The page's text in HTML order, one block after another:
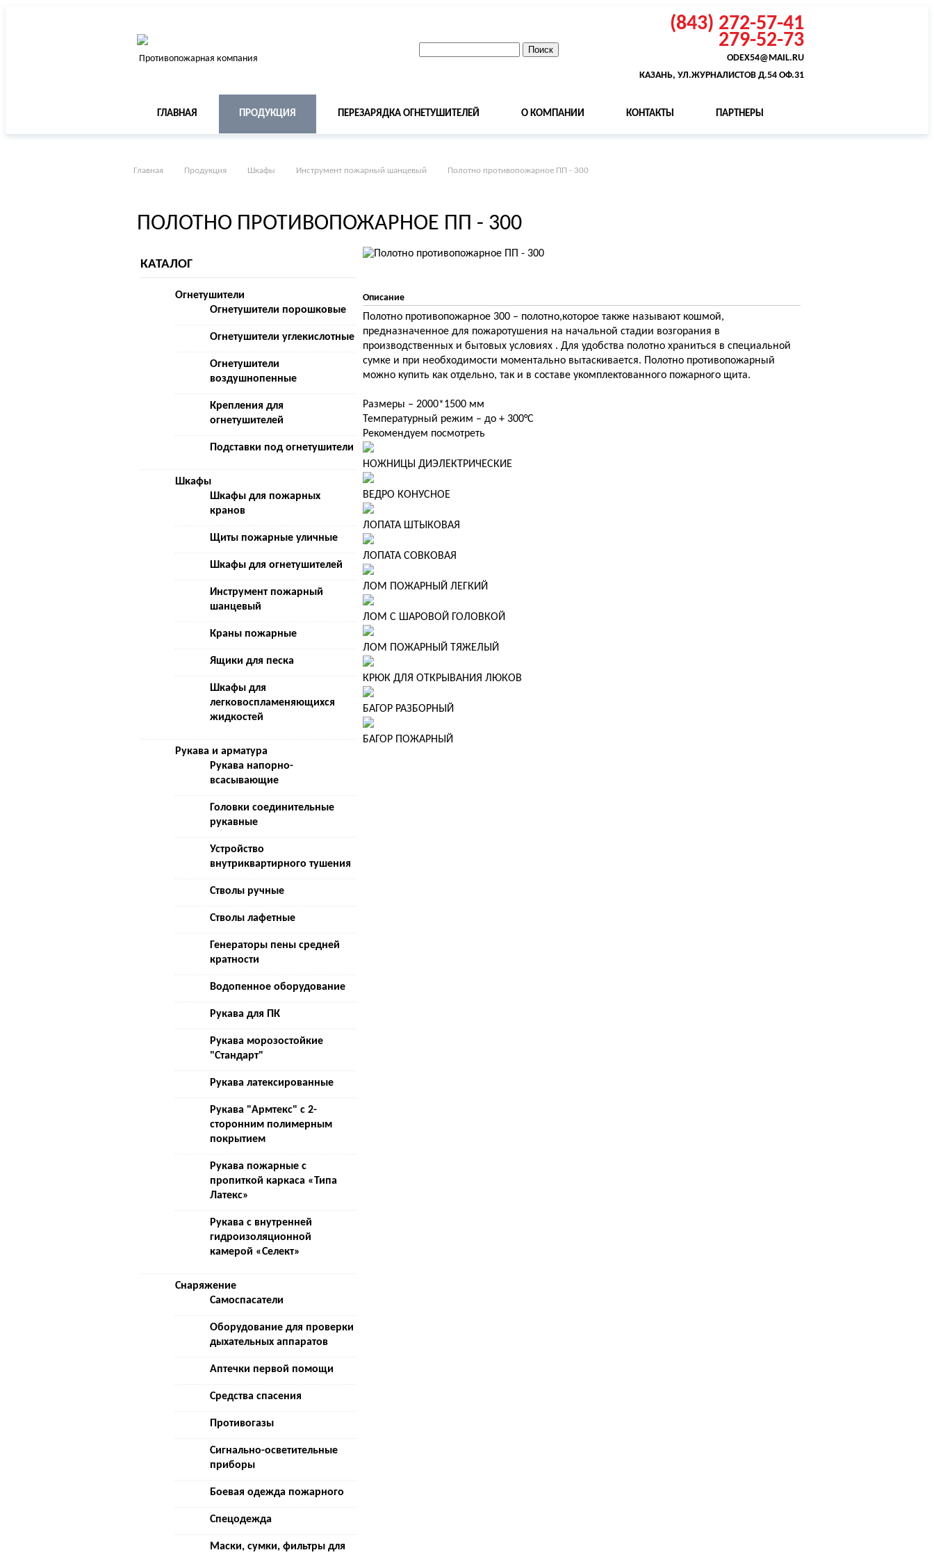
Противопожарная компания
(843) 272-57-41
279-52-73
ODEX54@MAIL.RU
КАЗАНЬ, УЛ.ЖУРНАЛИСТОВ Д.54 ОФ.31
ГЛАВНАЯ ПРОДУКЦИЯ ПЕРЕЗАРЯДКА ОГНЕТУШИТЕЛЕЙ О КОМПАНИИ КОНТАКТЫ ПАРТНЕРЫ
Главная Продукция Шкафы Инструмент пожарный шанцевый Полотно противопожарное ПП - 300
ПОЛОТНО ПРОТИВОПОЖАРНОЕ ПП - 300
КАТАЛОГ
Огнетушители
Огнетушители порошковые
Огнетушители углекислотные
Огнетушители
воздушнопенные
Крепления для
огнетушителей
Подставки под огнетушители
Шкафы
Шкафы для пожарных
кранов
Щиты пожарные уличные
Шкафы для огнетушителей
Инструмент пожарный
шанцевый
Краны пожарные
Ящики для песка
Шкафы для
легковоспламеняющихся
жидкостей
Рукава и арматура
Рукава напорно-
всасывающие
Головки соединительные
рукавные
Устройство
внутриквартирного тушения
Стволы ручные
Стволы лафетные
Генераторы пены средней
кратности
Водопенное оборудование
Рукава для ПК
Рукава морозостойкие
"Стандарт"
Рукава латексированные
Рукава "Армтекс" с 2-
сторонним полимерным
покрытием
Рукава пожарные с
пропиткой каркаса «Типа
Латекс»
Рукава с внутренней
гидроизоляционной
камерой «Селект»
Снаряжение
Самоспасатели
Оборудование для проверки
дыхательных аппаратов
Аптечки первой помощи
Средства спасения
Противогазы
Сигнально-осветительные
приборы
Боевая одежда пожарного
Спецодежда
Маски, сумки, фильтры для
Описание
Полотно противопожарное 300 – полотно,которое также называют кошмой,
предназначенное для пожаротушения на начальной стадии возгорания в
производственных и бытовых условиях . Для удобства полотно храниться в специальной
сумке и при необходимости моментально вытаскивается. Полотно противопожарный
можно купить как отдельно, так и в составе укомплектованного пожарного щита.
Размеры – 2000*1500 мм
Температурный режим – до + 300°C
Рекомендуем посмотреть
НОЖНИЦЫ ДИЭЛЕКТРИЧЕСКИЕ
ВЕДРО КОНУСНОЕ
ЛОПАТА ШТЫКОВАЯ
ЛОПАТА СОВКОВАЯ
ЛОМ ПОЖАРНЫЙ ЛЕГКИЙ
ЛОМ С ШАРОВОЙ ГОЛОВКОЙ
ЛОМ ПОЖАРНЫЙ ТЯЖЕЛЫЙ
КРЮК ДЛЯ ОТКРЫВАНИЯ ЛЮКОВ
БАГОР РАЗБОРНЫЙ
БАГОР ПОЖАРНЫЙ